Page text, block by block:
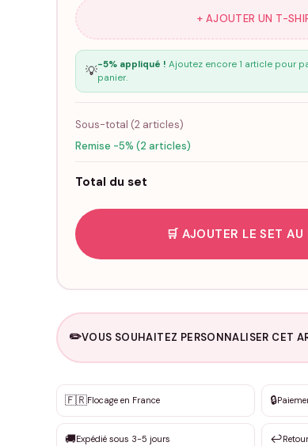
+ AJOUTER UN T-
💡-5% appliqué ! Ajoutez encore 1 article pour
panier.
Sous-total (2articles)
Remise -5% (2 articles)
Total du set
🛒 AJOUTER LE SET AU
✏️VOUS SOUHAITEZ PERSONNALISER CET
✨ Personnalisation sur mesure
DEVIS GRATUIT · Personnalisation de 3 à 10€ selon
🇫🇷Flocage en France 🔒
🚚Expédié sous 3-5 jours ↩️